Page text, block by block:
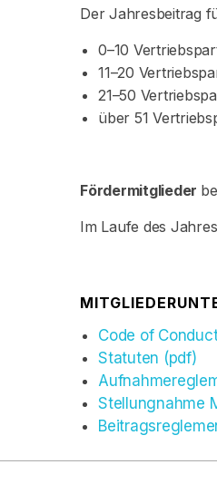
Der Jahresbeitrag
0–10
11–20
21–50
über 51
Fördermitglieder
Im Laufe des
Code of
Statuten (pdf)
Stellungnahme